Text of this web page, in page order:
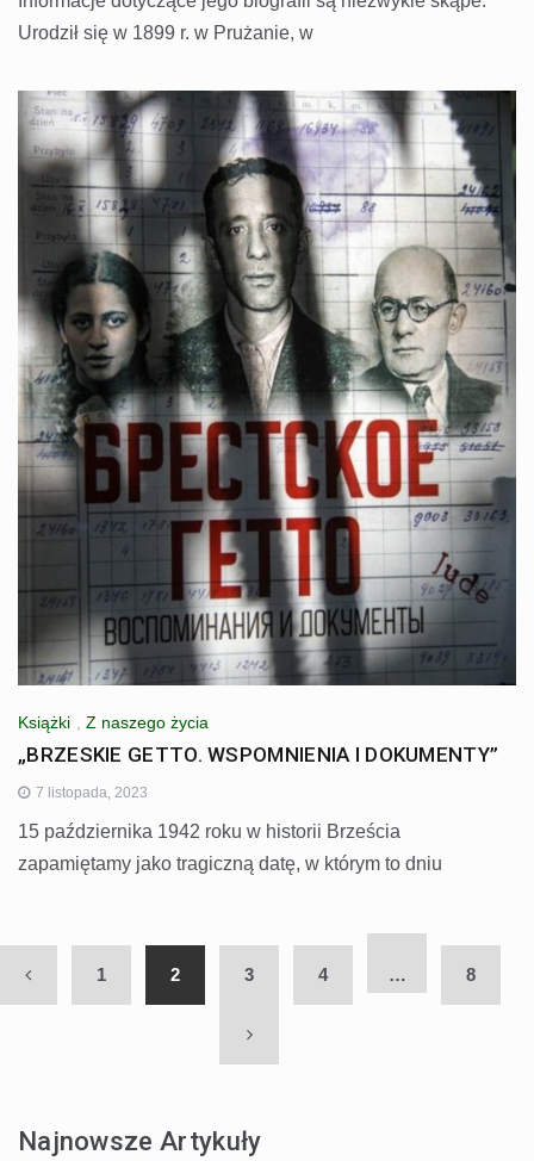
Urodził się w 1899 r. w Prużanie, w
Książki Z naszego życia
„BRZESKIE GETTO. WSPOMNIENIA I DOKUMENTY”
7 listopada, 2023
15 października 1942 roku w historii Brześcia
zapamiętamy jako tragiczną datę, w którym to dniu
1 2 3 4 … 8
Najnowsze Artykuły